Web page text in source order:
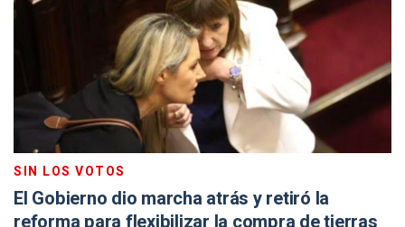
SIN LOS VOTOS
El Gobierno dio marcha atrás y retiró la